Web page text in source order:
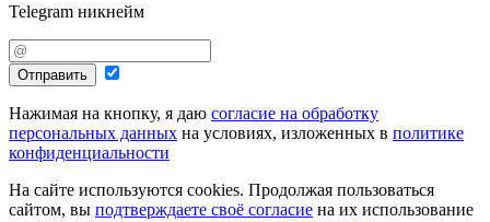
Telegram никнейм
Отправить
Нажимая на кнопку, я даю согласие на обработку
персональных данных на условиях, изложенных в политике
конфиденциальности
На сайте используются cookies. Продолжая пользоваться
сайтом, вы подтверждаете своё согласие на их использование